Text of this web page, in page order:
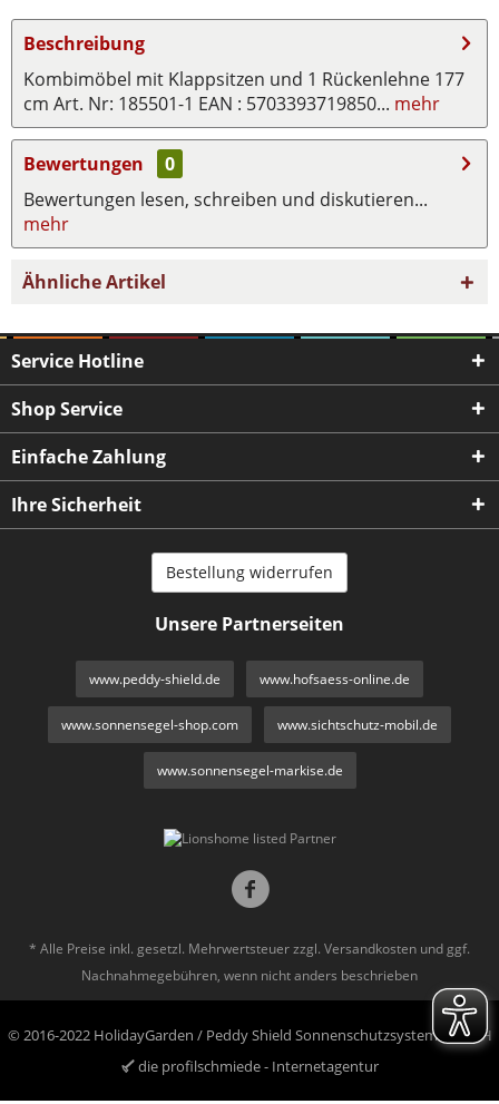
Beschreibung
Kombimöbel mit Klappsitzen und 1 Rückenlehne 177
cm Art. Nr: 185501-1 EAN : 5703393719850... mehr
Bewertungen
0
Bewertungen lesen, schreiben und diskutieren...
mehr
Ähnliche Artikel
Service Hotline
Shop Service
Einfache Zahlung
Ihre Sicherheit
Bestellung widerrufen
Unsere Partnerseiten
www.peddy-shield.de www.hofsaess-online.de
www.sonnensegel-shop.com www.sichtschutz-mobil.de
www.sonnensegel-markise.de
* Alle Preise inkl. gesetzl. Mehrwertsteuer zzgl. Versandkosten und ggf.
Nachnahmegebühren, wenn nicht anders beschrieben
© 2016-2022 HolidayGarden / Peddy Shield Sonnenschutzsysteme GmbH
die profilschmiede - Internetagentur